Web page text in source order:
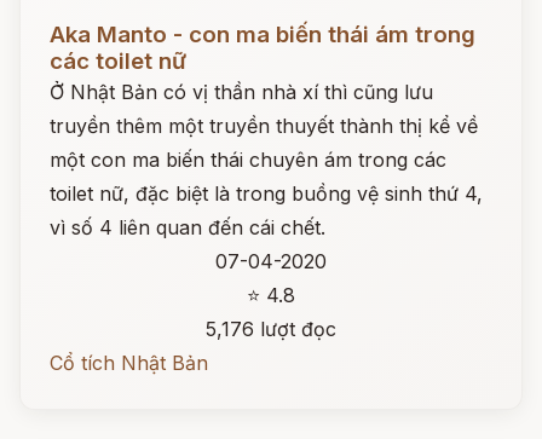
Aka Manto - con ma biến thái ám trong
các toilet nữ
Ở Nhật Bản có vị thần nhà xí thì cũng lưu
truyền thêm một truyền thuyết thành thị kể về
một con ma biến thái chuyên ám trong các
toilet nữ, đặc biệt là trong buồng vệ sinh thứ 4,
vì số 4 liên quan đến cái chết.
07-04-2020
⭐ 4.8
5,176 lượt đọc
Cổ tích Nhật Bản